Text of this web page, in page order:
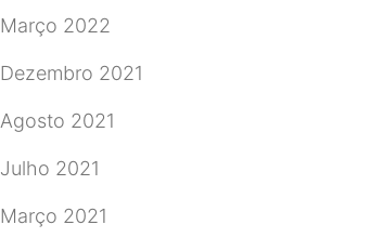
Março 2022
Dezembro 2021
Agosto 2021
Julho 2021
Março 2021